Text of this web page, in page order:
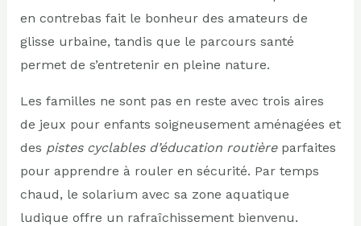
en contrebas fait le bonheur des amateurs de
glisse urbaine, tandis que le parcours santé
permet de s’entretenir en pleine nature.
Les familles ne sont pas en reste avec trois aires
de jeux pour enfants soigneusement aménagées et
des pistes cyclables d’éducation routièreparfaites
pour apprendre à rouler en sécurité. Par temps
chaud, le solarium avec sa zone aquatique
ludique offre un rafraîchissement bienvenu.